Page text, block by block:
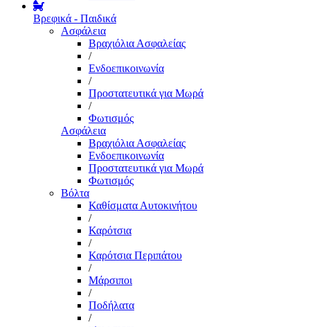
Βρεφικά - Παιδικά
Ασφάλεια
Βραχιόλια Ασφαλείας
/
Ενδοεπικοινωνία
/
Προστατευτικά για Μωρά
/
Φωτισμός
Ασφάλεια
Βραχιόλια Ασφαλείας
Ενδοεπικοινωνία
Προστατευτικά για Μωρά
Φωτισμός
Βόλτα
Καθίσματα Αυτοκινήτου
/
Καρότσια
/
Καρότσια Περιπάτου
/
Μάρσιποι
/
Ποδήλατα
/